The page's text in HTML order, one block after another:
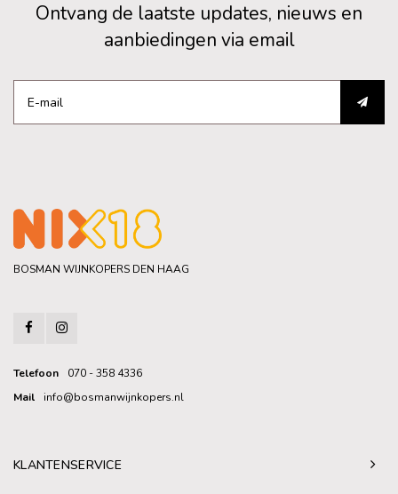
Ontvang de laatste updates, nieuws en
aanbiedingen via email
BOSMAN WIJNKOPERS DEN HAAG
Telefoon
070 - 358 4336
Mail
info@bosmanwijnkopers.nl
KLANTENSERVICE